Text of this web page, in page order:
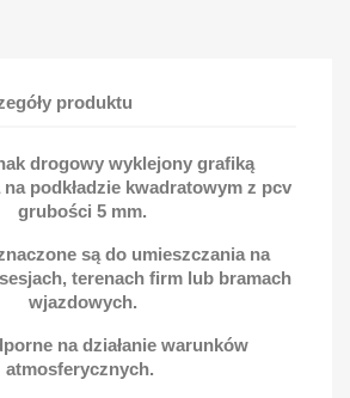
produktu
drogowy wyklejony grafiką
podkładzie kwadratowym z pcv
grubości 5 mm.
są do umieszczania na
terenach firm lub bramach
wjazdowych.
na działanie warunków
atmosferycznych.